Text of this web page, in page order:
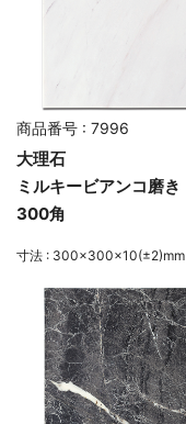
商品番号 : 7996
大理石
ミルキービアンコ磨き
300角
寸法 : 300×300×10(±2)mm